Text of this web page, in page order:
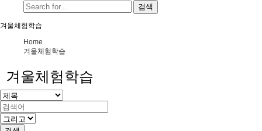
검색
겨울체험학습
Home
겨울체험학습
겨울체험학습